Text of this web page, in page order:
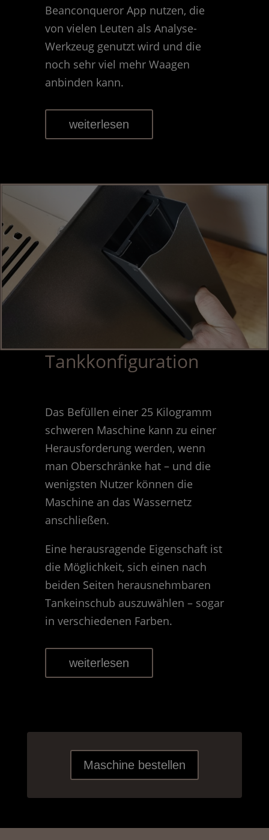
Beanconqueror App nutzen, die
von vielen Leuten als Analyse-
Werkzeug genutzt wird und die
noch sehr viel mehr Waagen
anbinden kann.
weiterlesen
Tankkonfiguration
Das Befüllen einer 25 Kilogramm
schweren Maschine kann zu einer
Herausforderung werden, wenn
man Oberschränke hat – und die
wenigsten Nutzer können die
Maschine an das Wassernetz
anschließen.
Eine herausragende Eigenschaft ist
die Möglichkeit, sich einen nach
beiden Seiten herausnehmbaren
Tankeinschub auszuwählen – sogar
in verschiedenen Farben.
weiterlesen
Maschine bestellen